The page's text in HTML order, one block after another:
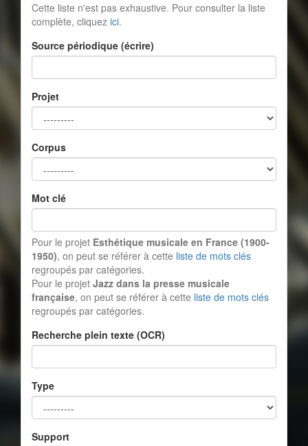
Cette liste n'est pas exhaustive. Pour consulter la liste
complète, cliquez ici.
Source périodique (écrire)
Projet
Corpus
Mot clé
Pour le projet Esthétique musicale en France (1900-
1950), on peut se référer à cette liste de mots clés
regroupés par catégories.
Pour le projet Jazz dans la presse musicale
française, on peut se référer à cette liste de mots clés
regroupés par catégories.
Recherche plein texte (OCR)
Type
Support